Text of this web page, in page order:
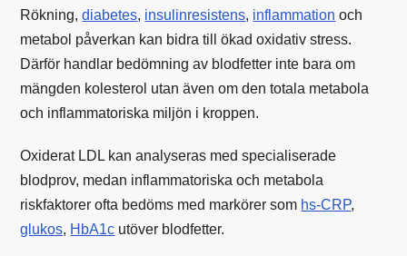
Rökning,diabetes, insulinresistens, inflammation och
metabol påverkan kan bidra till ökad oxidativ stress.
Därför handlar bedömning av blodfetter inte bara om
mängden kolesterol utan även om den totala metabola
och inflammatoriska miljön i kroppen.
Oxiderat LDL kan analyseras med specialiserade
blodprov, medan inflammatoriska och metabola
riskfaktorer ofta bedöms med markörer som hs-CRP,
glukos, HbA1c utöver blodfetter.